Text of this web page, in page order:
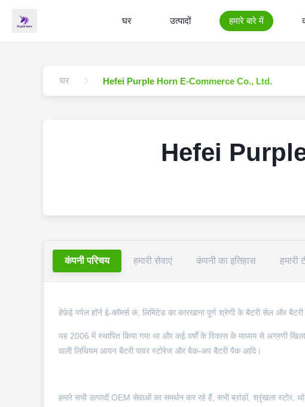
घर उत्पादों हमारे बारे में
घर Hefei Purple Horn E-Commerce Co., Ltd.
Hefei
कंपनी परिचय हमारी सेवाएं कंपनी का इतिहास हमारी
हेफ़ेई पर्पल हॉर्न ई-कॉमर्स कं, लिमिटेड का कारखाना पूर्ण श्रेणी के बैटरी सेल और बैटरी
यह 2006 में स्थापित किया गया था और कई वर्षों के विकास के माध्यम से अग्रणी
वाली लिथियम आयन बैटरी पावर स्टोरेज और बैक-अप बैटरी पैक आदि।
हमारे सभी उत्पादों OEM सेवाओं का समर्थन कर रहे हैं, सभी ब्रांडों, श्रृंखला